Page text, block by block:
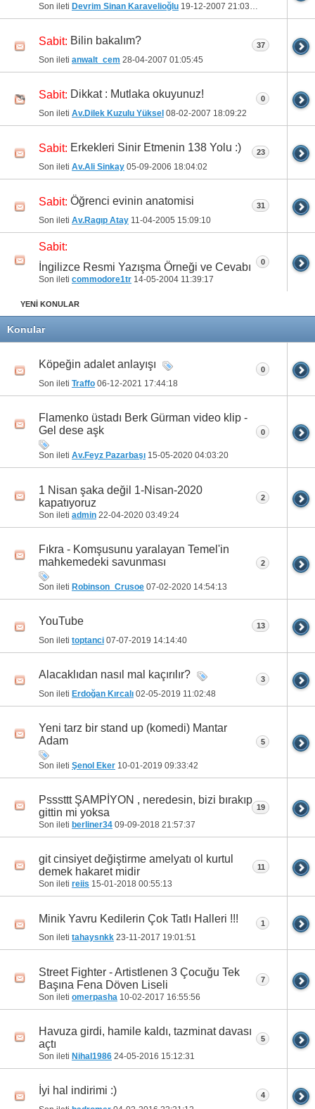
Son ileti Devrim Sinan Karavelioğlu 19-12-2007 21:03:35
Sabit: Bilin bakalım?
Son ileti anwalt_cem 28-04-2007 01:05:45
37
Sabit: Dikkat : Mutlaka okuyunuz!
Son ileti Av.Dilek Kuzulu Yüksel 08-02-2007 18:09:22
0
Sabit: Erkekleri Sinir Etmenin 138 Yolu :)
Son ileti Av.Ali Sinkay 05-09-2006 18:04:02
23
Sabit: Öğrenci evinin anatomisi
Son ileti Av.Ragıp Atay 11-04-2005 15:09:10
31
Sabit:
İngilizce Resmi Yazışma Örneği ve Cevabı
Son ileti commodore1tr 14-05-2004 11:39:17
0
YENİ KONULAR
Konular
Köpeğin adalet anlayışı
Son ileti Traffo 06-12-2021 17:44:18
0
Flamenko üstadı Berk Gürman video klip -
Gel dese aşk
Son ileti Av.Feyz Pazarbaşı 15-05-2020 04:03:20
0
1 Nisan şaka değil 1-Nisan-2020
kapatıyoruz
Son ileti admin 22-04-2020 03:49:24
2
Fıkra - Komşusunu yaralayan Temel'in
mahkemedeki savunması
Son ileti Robinson_Crusoe 07-02-2020 14:54:13
2
YouTube
Son ileti toptanci 07-07-2019 14:14:40
13
Alacaklıdan nasıl mal kaçırılır?
Son ileti Erdoğan Kırcalı 02-05-2019 11:02:48
3
Yeni tarz bir stand up (komedi) Mantar
Adam
Son ileti Şenol Eker 10-01-2019 09:33:42
5
Psssttt ŞAMPİYON , neredesin, bizi bırakıp
gittin mi yoksa
Son ileti berliner34 09-09-2018 21:57:37
19
git cinsiyet değiştirme amelyatı ol kurtul
demek hakaret midir
Son ileti reiis 15-01-2018 00:55:13
11
Minik Yavru Kedilerin Çok Tatlı Halleri !!!
Son ileti tahaysnkk 23-11-2017 19:01:51
1
Street Fighter - Artistlenen 3 Çocuğu Tek
Başına Fena Döven Liseli
Son ileti omerpasha 10-02-2017 16:55:56
7
Havuza girdi, hamile kaldı, tazminat davası
açtı
Son ileti Nihal1986 24-05-2016 15:12:31
5
İyi hal indirimi :) 4